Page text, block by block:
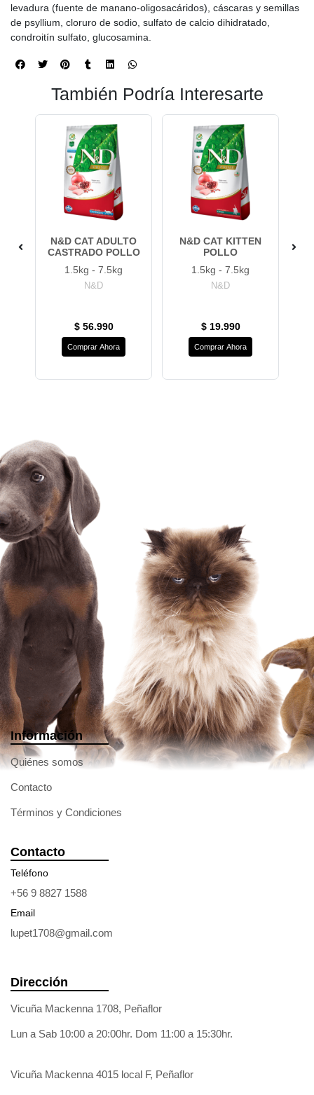
levadura (fuente de manano-oligosacáridos), cáscaras y semillas
de psyllium, cloruro de sodio, sulfato de calcio dihidratado,
condroitín sulfato, glucosamina.
También Podría Interesarte
N&D CAT ADULTO
CASTRADO POLLO
1.5kg - 7.5kg
N&D
$ 56.990
Comprar Ahora
N&D CAT KITTEN
POLLO
1.5kg - 7.5kg
N&D
$ 19.990
Comprar Ahora
Información
Quiénes somos
Contacto
Términos y Condiciones
Contacto
Teléfono
+56 9 8827 1588
Email
lupet1708@gmail.com
Dirección
Vicuña Mackenna 1708, Peñaflor
Lun a Sab 10:00 a 20:00hr. Dom 11:00 a 15:30hr.
Vicuña Mackenna 4015 local F, Peñaflor